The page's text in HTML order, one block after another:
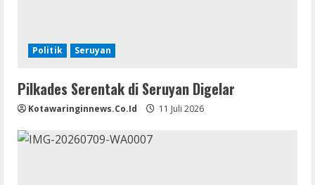
Politik Seruyan
Pilkades Serentak di Seruyan Digelar
Kotawaringinnews.co.id 11 Juli 2026